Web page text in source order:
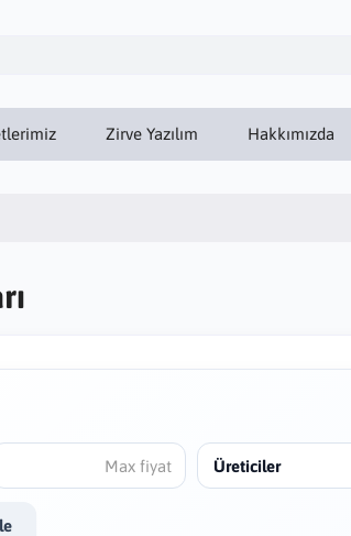
Zirve Yazılım Hakkımızda
Üreticiler